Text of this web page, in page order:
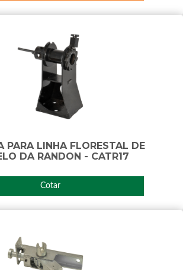
PARA LINHA FLORESTAL DE
DA RANDON - CATR17
Cotar